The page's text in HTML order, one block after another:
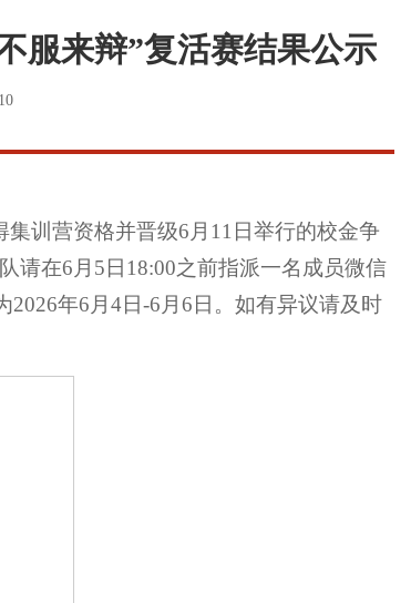
服来辩”复活赛结果公示
训营资格并晋级6月11日举行的校金争
请在6月5日18:00之前指派一名成员微信
年6月4日-6月6日。如有异议请及时